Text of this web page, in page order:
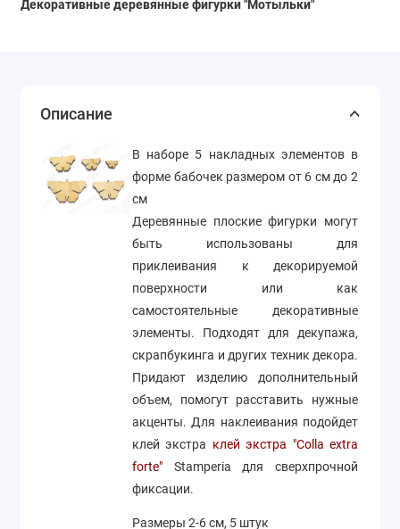
Декоративные деревянные фигурки "Мотыльки"
Описание
В наборе 5 накладных элементов в
форме бабочек размером от 6 см до 2
см
Деревянные плоские фигурки могут
быть использованы для
приклеивания к декорируемой
поверхности или как
самостоятельные декоративные
элементы. Подходят для декупажа,
скрапбукинга и других техник декора.
Придают изделию дополнительный
объем, помогут расставить нужные
акценты. Для наклеивания подойдет
клей экстра клей экстра "Colla extra
forte" Stamperia для сверхпрочной
фиксации.
Размеры 2-6 см, 5 штук